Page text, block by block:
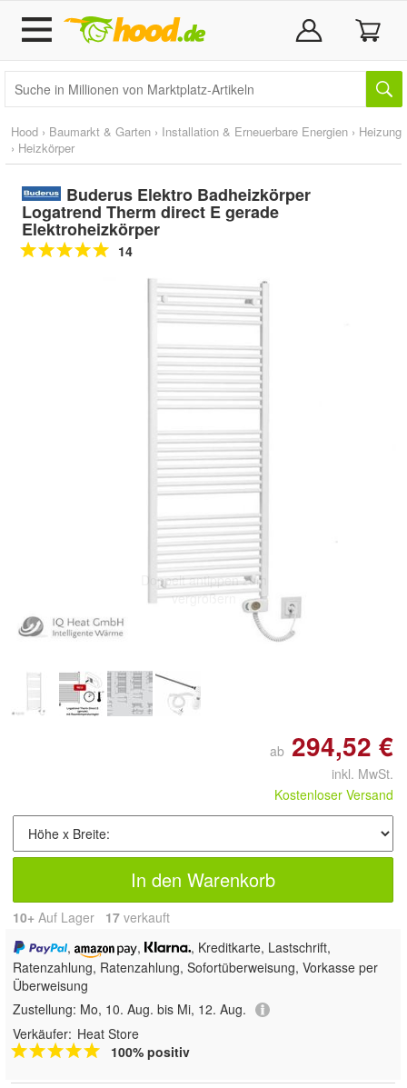
Hood › Baumarkt & Garten › Installation & Erneuerbare Energien › Heizung
› Heizkörper
Buderus Elektro Badheizkörper
Logatrend Therm direct E gerade
Elektroheizkörper
14
Doppelt antippen zum
vergrößern
ab 294,52 €
inkl. MwSt.
Kostenloser Versand
In den Warenkorb
10+ Auf Lager 17 verkauft
,
,
, Kreditkarte, Lastschrift,
Ratenzahlung, Ratenzahlung, Sofortüberweisung, Vorkasse per
Überweisung
Zustellung: Mo, 10. Aug. bis Mi, 12. Aug.
Verkäufer: Heat Store
100% positiv